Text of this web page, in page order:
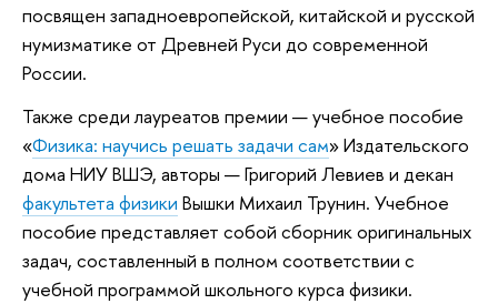
посвящен западноевропейской, китайской и русской
нумизматике от Древней Руси до современной
России.
Также среди лауреатов премии — учебное пособие
«Физика: научись решать задачи сам» Издательского
дома НИУ ВШЭ, авторы — Григорий Левиев и декан
факультета физики Вышки Михаил Трунин. Учебное
пособие представляет собой сборник оригинальных
задач, составленный в полном соответствии с
учебной программой школьного курса физики.